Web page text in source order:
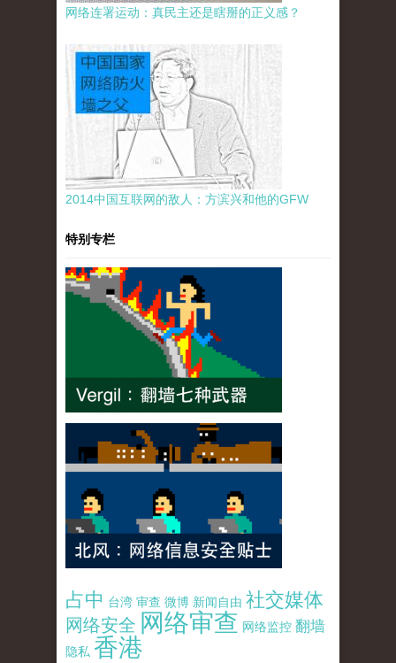
网络连署运动：真民主还是瞎掰的正义感？
2014中国互联网的敌人：方滨兴和他的GFW
特别专栏
占中 台湾 审查 微博 新闻自由 社交媒体
网络安全 网络审查 网络监控 翻墙
隐私 香港